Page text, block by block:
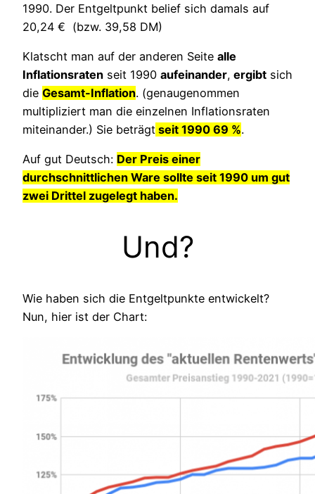
1990. Der Entgeltpunkt belief sich damals auf
20,24 € (bzw. 39,58 DM)
Klatscht man auf der anderen Seite alle
Inflationsraten seit 1990 aufeinander, ergibt sich
die Gesamt-Inflation. (genaugenommen
multipliziert man die einzelnen Inflationsraten
miteinander.) Sie beträgt seit 1990 69 %.
Auf gut Deutsch: Der Preis einer
durchschnittlichen Ware sollte seit 1990 um gut
zwei Drittel zugelegt haben.
Und?
Wie haben sich die Entgeltpunkte entwickelt?
Nun, hier ist der Chart: